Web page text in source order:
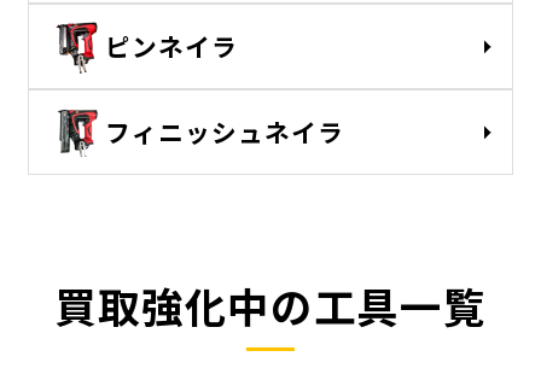
ピンネイラ
フィニッシュネイラ
買取強化中の工具一覧